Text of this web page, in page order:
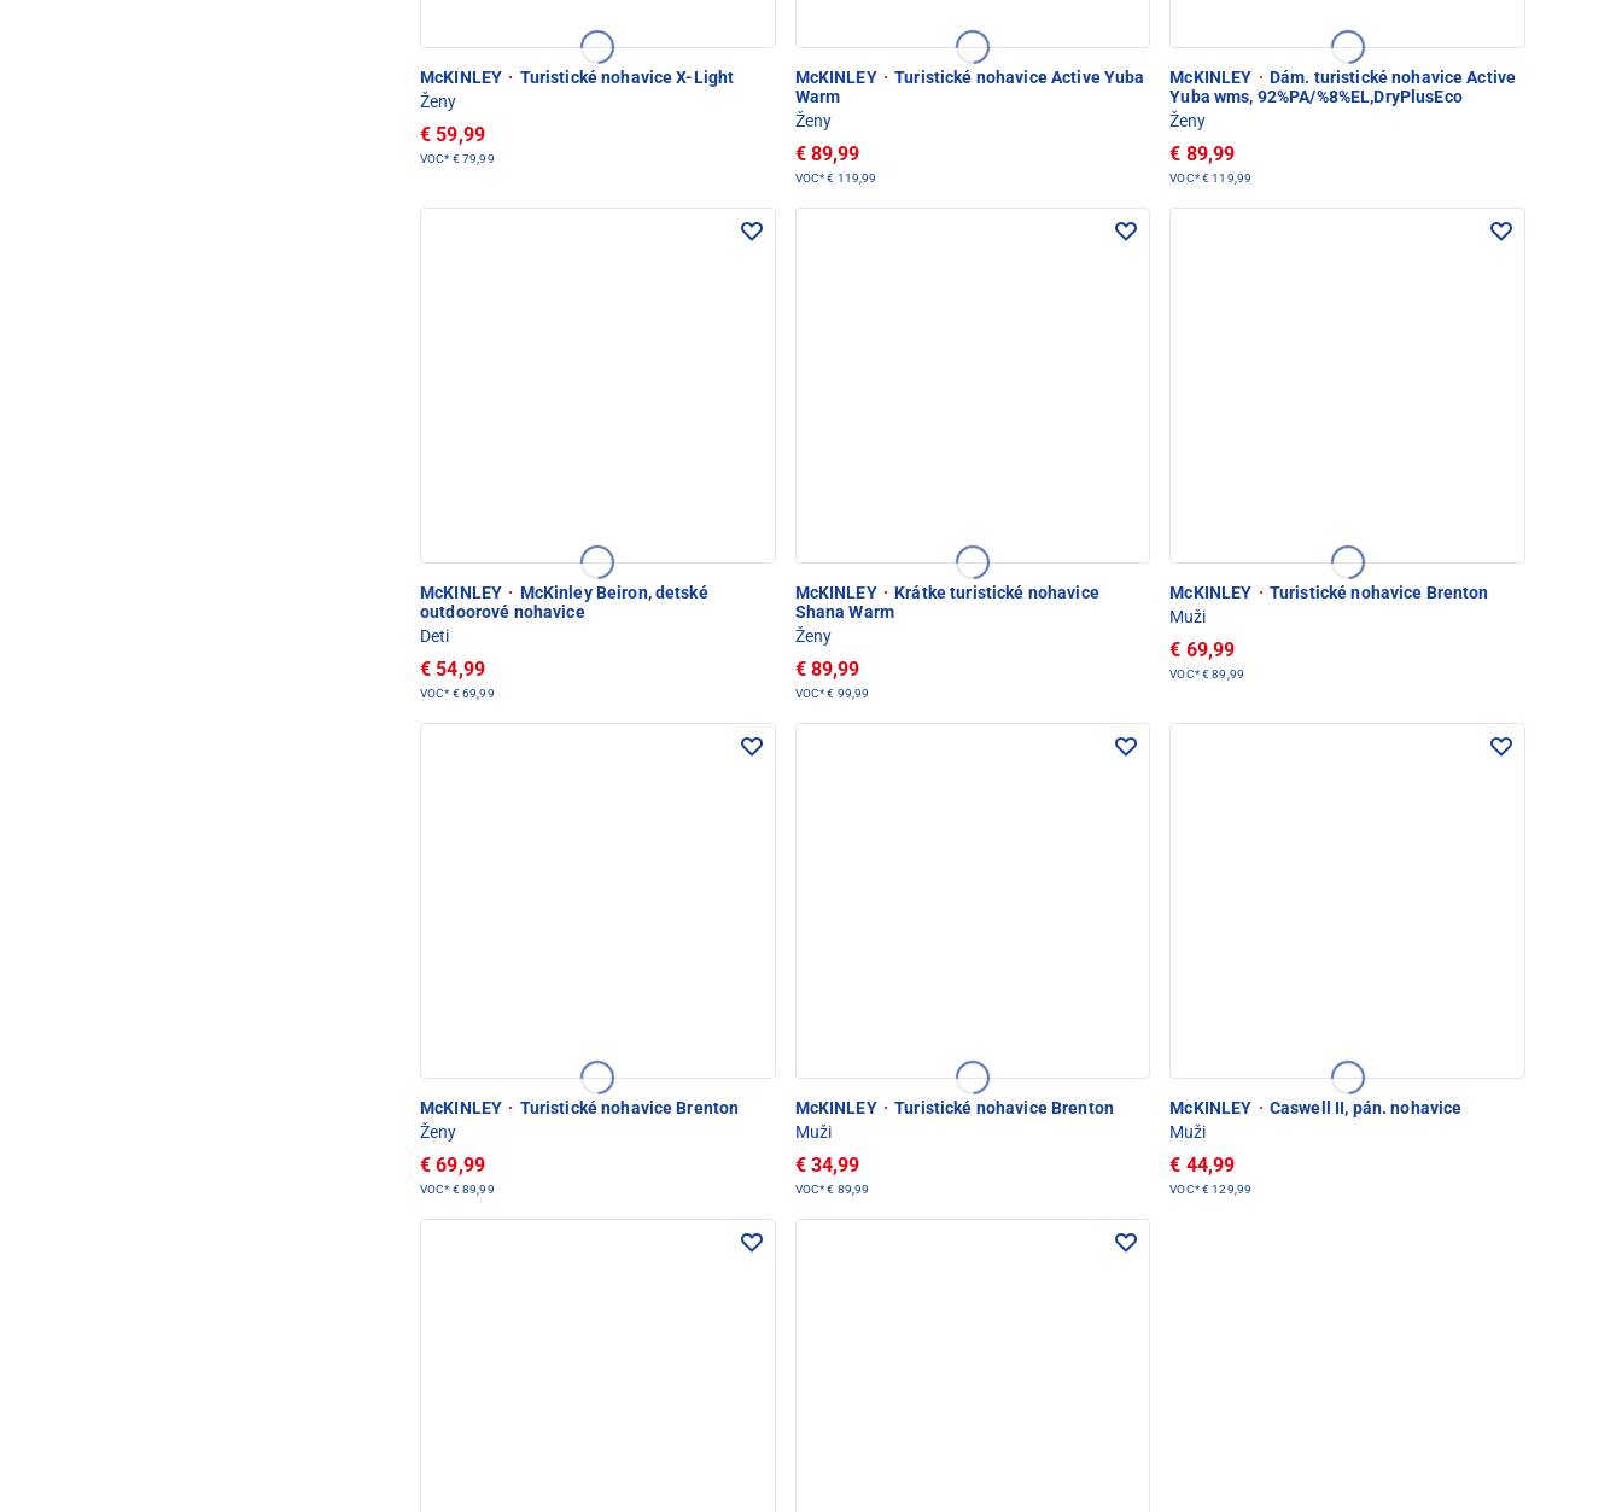
McKINLEY · Turistické nohavice X-Light
Ženy
€ 59,99
VOC* € 79,99
McKINLEY · Turistické nohavice Active Yuba
Warm
Ženy
€ 89,99
VOC*€ 119,99
McKINLEY · Dám. turistické nohavice Active
Yuba wms, 92%PA/%8%EL,DryPlusEco
Ženy
€ 89,99
VOC*€ 119,99
McKINLEY · McKinley Beiron, detské
outdoorové nohavice
Deti
€ 54,99
VOC* € 69,99
McKINLEY · Krátke turistické nohavice
Shana Warm
Ženy
€ 89,99
VOC*€ 99,99
McKINLEY · Turistické nohavice Brenton
Muži
€ 69,99
VOC*€ 89,99
McKINLEY · Turistické nohavice Brenton
Ženy
€ 69,99
VOC* € 89,99
McKINLEY · Turistické nohavice Brenton
Muži
€ 34,99
VOC*€ 89,99
McKINLEY · Caswell II, pán. nohavice
Muži
€ 44,99
VOC*€ 129,99